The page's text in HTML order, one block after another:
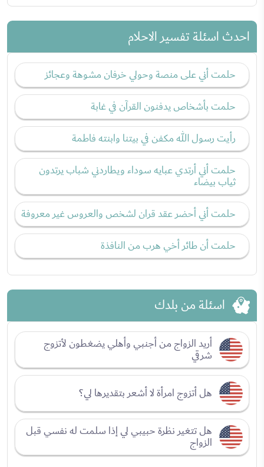
احدث اسئلة تفسير الاحلام
حلمت أني على منصة وحولي خرفان مشوهة وعجائز
حلمت بأشخاص يدفنون القرآن في غابة
رأيت رسول الله مكفن في بيتنا وابنته فاطمة
حلمت أني أرتدي عبايه سوداء ويطاردني شباب يرتدون
ثياب بيضاء
حلمت أني أحضر عقد قران لشخص والعروس غير معروفة
حلمت أن طائر أخي هرب من النافذة
اسئلة من بلدك
أريد الزواج من أجنبي وأهلي يضغطون لأتزوج
شرقي
هل أتزوج امرأة لا أشعر بتقديرها لي؟
هل تتغير نظرة حبيبي لي إذا سلمت له نفسي قبل
الزواج